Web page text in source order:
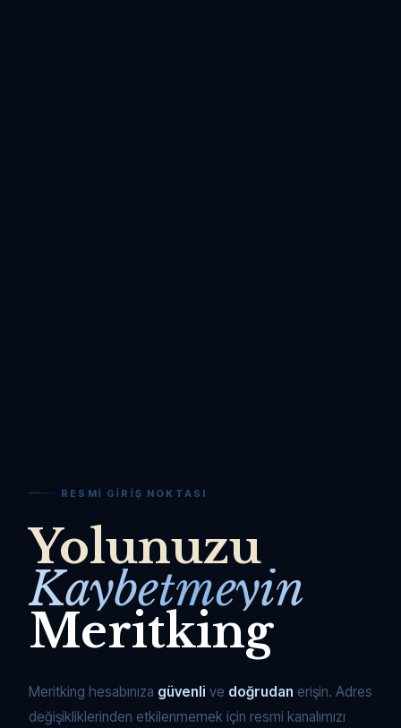
RESMI GIRIŞ NOKTASI
Yolunuzu
Kaybetmeyin
Meritking
Meritking hesabınıza güvenli ve doğrudan erişin. Adres
değişikliklerinden etkilenmemek için resmi kanalımızı